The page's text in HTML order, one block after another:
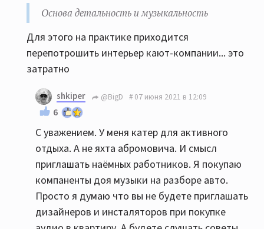
Основа детальность и музыкальность
Для этого на практике приходится
перепотрошить интерьер кают-компании... это
затратно
shkiper @BigD 07 июня 2021 в 12:09
6
С уважением. У меня катер для активного
отдыха. А не яхта абромовича. И смысл
приглашать наёмных работников. Я покупаю
компаненты доя музыки на разборе авто.
Просто я думаю что вы не будете приглашать
дизайнеров и инсталяторов при покупке